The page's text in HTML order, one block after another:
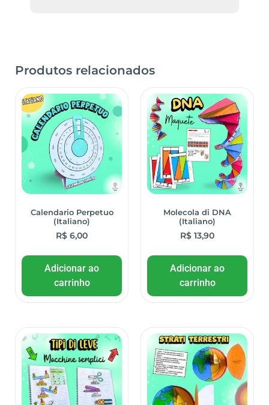
Produtos relacionados
Calendario Perpetuo
(Italiano)
R$ 6,00
Adicionar ao
carrinho
Molecola di DNA
(Italiano)
R$ 13,90
Adicionar ao
carrinho